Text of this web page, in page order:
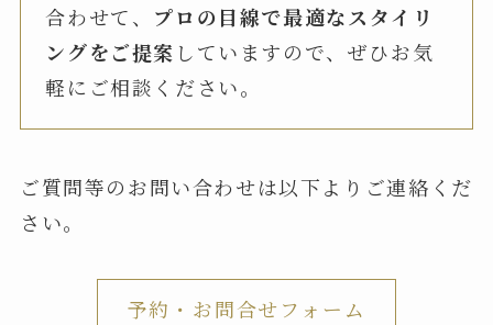
合わせて、 プロの目線で最適なスタイリ
ングをご提案 していますので、ぜひお気
軽にご相談ください。
ご質問等のお問い合わせは以下よりご連絡くだ
さい。
予約・お問合せフォーム